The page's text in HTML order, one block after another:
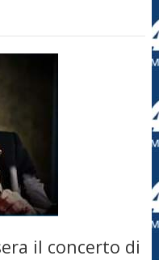
il concerto di